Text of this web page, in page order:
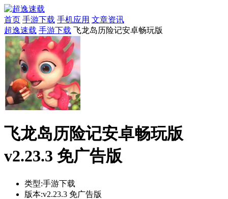
首页 手游下载 手机应用 文章资讯
超逸速载 手游下载 飞龙岛历险记安卓畅玩版
飞龙岛历险记安卓畅玩版
v2.23.3 免广告版
类型:手游下载
版本:v2.23.3 免广告版